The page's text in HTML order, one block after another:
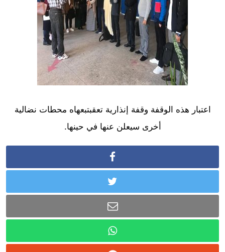
اعتبار هذه الوقفة وقفة إنذارية تعقبتبعهاه محطات نضالية
أخرى سيعلن عنها في حينها.